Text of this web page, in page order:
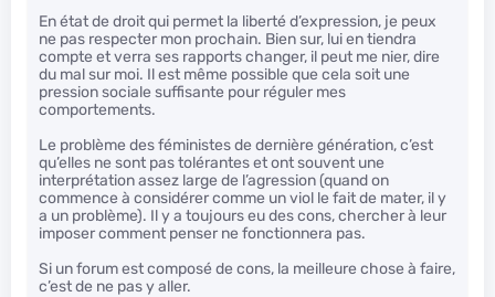
En état de droit qui permet la liberté d’expression, je peux
ne pas respecter mon prochain. Bien sur, lui en tiendra
compte et verra ses rapports changer, il peut me nier, dire
du mal sur moi. Il est même possible que cela soit une
pression sociale suffisante pour réguler mes
comportements.
Le problème des féministes de dernière génération, c’est
qu’elles ne sont pas tolérantes et ont souvent une
interprétation assez large de l’agression (quand on
commence à considérer comme un viol le fait de mater, il y
a un problème). Il y a toujours eu des cons, chercher à leur
imposer comment penser ne fonctionnera pas.
Si un forum est composé de cons, la meilleure chose à faire,
c’est de ne pas y aller.